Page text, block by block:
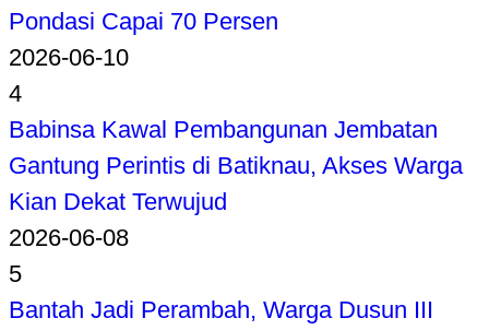
Pondasi Capai 70 Persen
2026-06-10
4
Babinsa Kawal Pembangunan Jembatan
Gantung Perintis di Batiknau, Akses Warga
Kian Dekat Terwujud
2026-06-08
5
Bantah Jadi Perambah, Warga Dusun III